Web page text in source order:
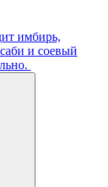
имбирь,
и соевый